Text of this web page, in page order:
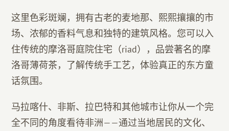
这里色彩斑斓，拥有古老的麦地那、熙熙攘攘的市
场、浓郁的香料气息和独特的建筑风格。您可以入
住传统的摩洛哥庭院住宅（riad），品尝著名的摩
洛哥薄荷茶，了解传统手工艺，体验真正的东方童
话氛围。
马拉喀什、非斯、拉巴特和其他城市让你从一个完
全不同的角度看待非洲——通过当地居民的文化、